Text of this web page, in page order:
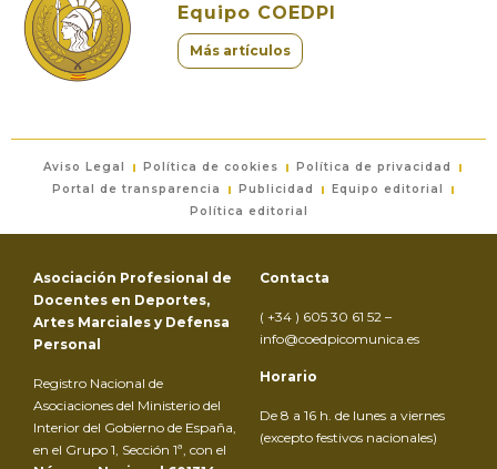
Equipo COEDPI
Más artículos
Aviso Legal Política de cookies
Política de privacidad
Portal de transparencia
Publicidad
Equipo editorial
Política editorial
Asociación Profesional de
Docentes en Deportes,
Artes Marciales y Defensa
Personal
Registro Nacional de
Asociaciones del Ministerio del
Interior del Gobierno de España,
en el Grupo 1, Sección 1ª, con el
Contacta
( +34 ) 605 30 61 52 –
info@coedpicomunica.es
Horario
De 8 a 16 h. de lunes a viernes
(excepto festivos nacionales)